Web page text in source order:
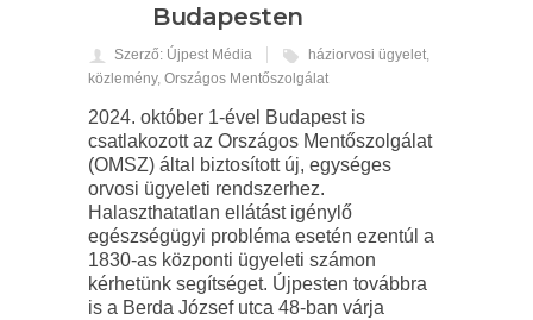
Budapesten
Szerző: Újpest Média háziorvosi ügyelet,
közlemény, Országos Mentőszolgálat
2024. október 1-ével Budapest is
csatlakozott az Országos Mentőszolgálat
(OMSZ) által biztosított új, egységes
orvosi ügyeleti rendszerhez.
Halaszthatatlan ellátást igénylő
egészségügyi probléma esetén ezentúl a
1830-as központi ügyeleti számon
kérhetünk segítséget. Újpesten továbbra
is a Berda József utca 48-ban várja